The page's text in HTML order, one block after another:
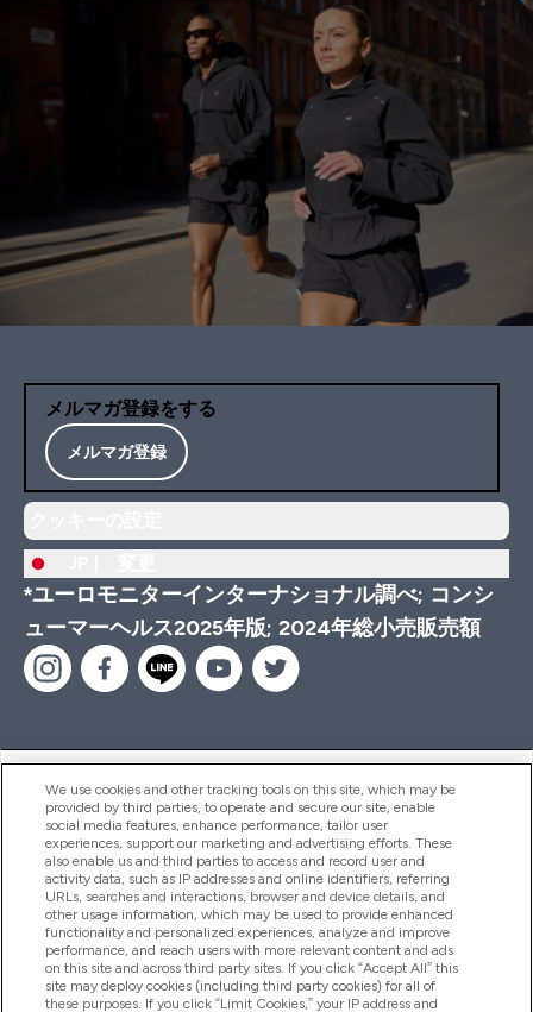
メルマガ登録をする
メルマガ登録
*ユーロモニターインターナショナル調べ; コンシ
ューマーヘルス2025年版; 2024年総小売販売額
ヘルプ＆ガイド
商品について
会社概要
We use cookies and other tracking tools on this site, which may be
provided by third parties, to operate and secure our site, enable
social media features, enhance performance, tailor user
experiences, support our marketing and advertising efforts. These
also enable us and third parties to access and record user and
activity data, such as IP addresses and online identifiers, referring
URLs, searches and interactions, browser and device details, and
other usage information, which may be used to provide enhanced
functionality and personalized experiences, analyze and improve
performance, and reach users with more relevant content and ads
on this site and across third party sites. If you click “Accept All” this
site may deploy cookies (including third party cookies) for all of
these purposes. If you click “Limit Cookies,” your IP address and